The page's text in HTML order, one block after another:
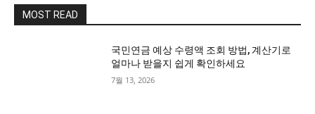
MOST READ
국민연금 예상 수령액 조회 방법, 계산기로
얼마나 받을지 쉽게 확인하세요
7월 13, 2026